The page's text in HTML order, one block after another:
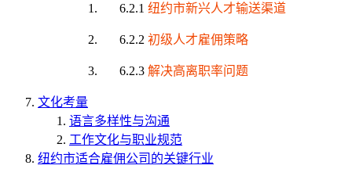
6.2.1 纽约市新兴人才输送渠道
6.2.2 初级人才雇佣策略
6.2.3 解决高离职率问题
文化考量
语言多样性与沟通
工作文化与职业规范
纽约市适合雇佣公司的关键行业